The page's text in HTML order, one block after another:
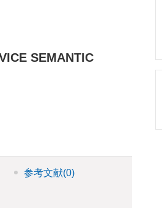
SEMANTIC
参考文献(0)